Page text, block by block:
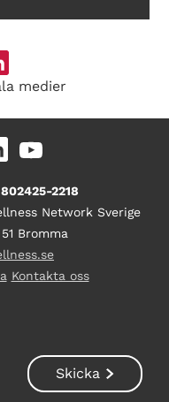
medier
2218
Network Sverige
Bromma
Kontakta oss